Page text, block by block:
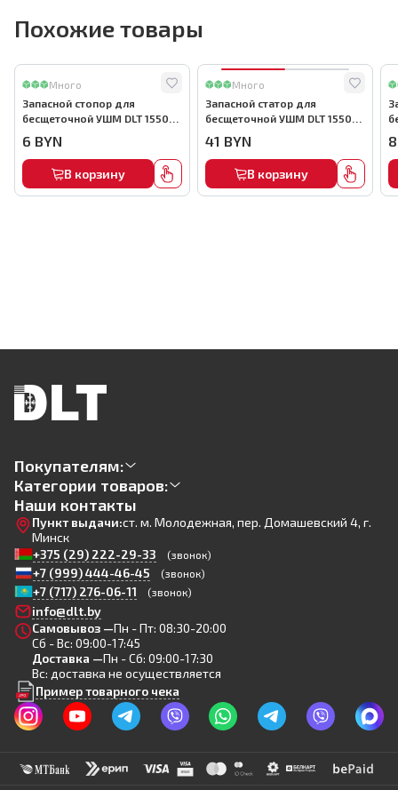
Похожие товары
Много
Запасной стопор для
бесщеточной УШМ DLT 1550
6 BYN
В корзину
Много
Запасной статор для
бесщеточной УШМ DLT 1550
41 BYN
В корзину
Покупателям:
Категории товаров:
Наши контакты
Пункт выдачи:ст. м. Молодежная, пер. Домашевский 4, г.
Минск
+375 (29) 222-29-33
(звонок)
+7 (999) 444-46-45 (звонок)
+7 (717) 276-06-11 (звонок)
info@dlt.by
Самовывоз —Пн - Пт: 08:30-20:00
Сб - Вс: 09:00-17:45
Доставка —Пн - Сб: 09:00-17:30
Вс: доставка не осуществляется
Пример товарного чека